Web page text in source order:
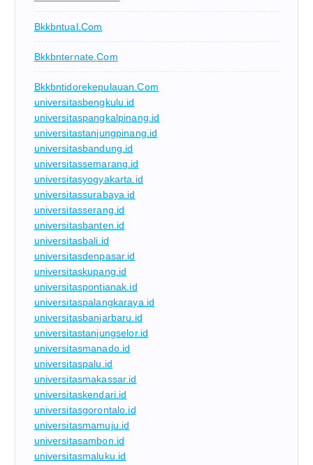
Bkkbntual.com
Bkkbnternate.com
Bkkbntidorekepulauan.com
universitasbengkulu.id
universitaspangkalpinang.id
universitastanjungpinang.id
universitasbandung.id
universitassemarang.id
universitasyogyakarta.id
universitassurabaya.id
universitasserang.id
universitasbanten.id
universitasbali.id
universitasdenpasar.id
universitaskupang.id
universitaspontianak.id
universitaspalangkaraya.id
universitasbanjarbaru.id
universitastanjungselor.id
universitasmanado.id
universitaspalu.id
universitasmakassar.id
universitaskendari.id
universitasgorontalo.id
universitasmamuju.id
universitasambon.id
universitasmaluku.id